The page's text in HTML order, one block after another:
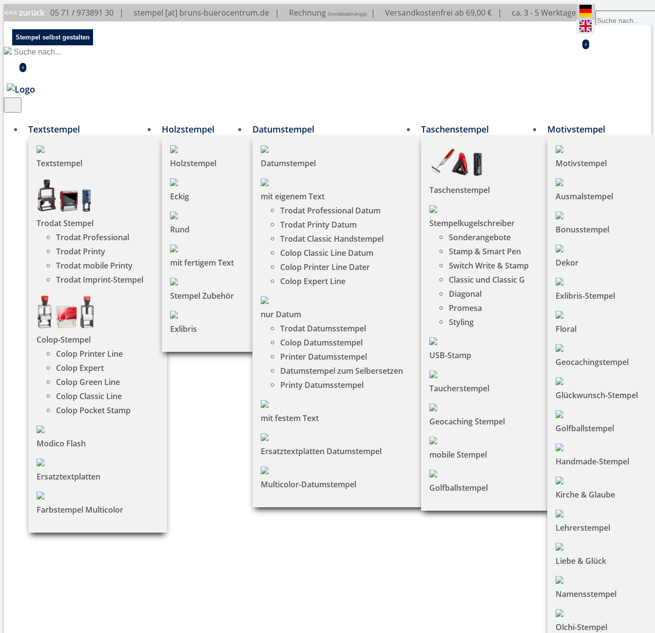
<<< zurück 05 71 / 973891 30 | stempel [at] bruns-buerocentrum.de | Rechnung (bonitätsabhängig) | Versandkostenfrei ab 69,00 € | ca. 3 - 5 Werktage
0
Stempel selbst gestalten
0
Textstempel
Textstempel
Trodat Stempel
Trodat Professional
Trodat Printy
Trodat mobile Printy
Trodat Imprint-Stempel
Colop-Stempel
Colop Printer Line
Colop Expert
Colop Green Line
Colop Classic Line
Colop Pocket Stamp
Modico Flash
Ersatztextplatten
Farbstempel Multicolor
Holzstempel
Holzstempel
Eckig
Rund
mit fertigem Text
Stempel Zubehör
Exlibris
Datumstempel
Datumstempel
mit eigenem Text
Trodat Professional Datum
Trodat Printy Datum
Trodat Classic Handstempel
Colop Classic Line Datum
Colop Printer Line Dater
Colop Expert Line
nur Datum
Trodat Datumsstempel
Colop Datumsstempel
Printer Datumsstempel
Datumstempel zum Selbersetzen
Printy Datumsstempel
mit festem Text
Ersatztextplatten Datumstempel
Multicolor-Datumstempel
Taschenstempel
Taschenstempel
Stempelkugelschreiber
Sonderangebote
Stamp & Smart Pen
Switch Write & Stamp
Classic und Classic G
Diagonal
Promesa
Styling
USB-Stamp
Taucherstempel
Geocaching Stempel
mobile Stempel
Golfballstempel
Motivstempel
Motivstempel
Ausmalstempel
Bonusstempel
Dekor
Exlibris-Stempel
Floral
Geocachingstempel
Glückwunsch-Stempel
Golfballstempel
Handmade-Stempel
Kirche & Glaube
Lehrerstempel
Liebe & Glück
Namensstempel
Olchi-Stempel